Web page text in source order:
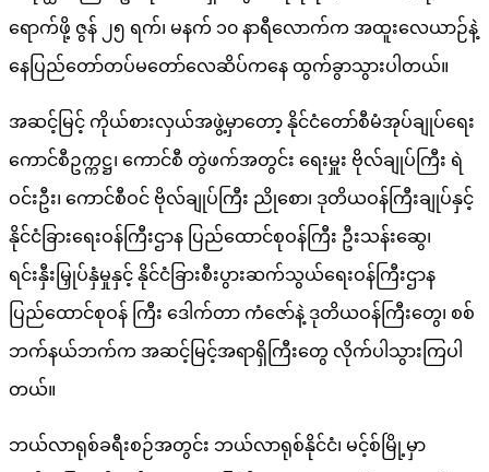
ရောက်ဖို့ ဇွန် ၂၅ ရက်၊ မနက် ၁၀ နာရီလောက်က အထူးလေယာဉ်နဲ့
နေပြည်တော်တပ်မတော်လေဆိပ်ကနေ ထွက်ခွာသွားပါတယ်။
အဆင့်မြင့် ကိုယ်စားလှယ်အဖွဲ့မှာတော့ နိုင်ငံတော်စီမံအုပ်ချုပ်ရေး
ကောင်စီဥက္ကဋ္ဌ၊ ကောင်စီ တွဲဖက်အတွင်း ရေးမှူး ဗိုလ်ချုပ်ကြီး ရဲ
ဝင်းဦး၊ ကောင်စီဝင် ဗိုလ်ချုပ်ကြီး ညိုစော၊ ဒုတိယဝန်ကြီးချုပ်နှင့်
နိုင်ငံခြားရေးဝန်ကြီးဌာန ပြည်ထောင်စုဝန်ကြီး ဦးသန်းဆွေ၊
ရင်းနှီးမြှုပ်နှံမှုနှင့် နိုင်ငံခြားစီးပွားဆက်သွယ်ရေးဝန်ကြီးဌာန
ပြည်ထောင်စုဝန် ကြီး ဒေါက်တာ ကံဇော်နဲ့ ဒုတိယဝန်ကြီးတွေ၊ စစ်
ဘက်နယ်ဘက်က အဆင့်မြင့်အရာရှိကြီးတွေ လိုက်ပါသွားကြပါ
တယ်။
ဘယ်လာရုစ်ခရီးစဉ်အတွင်း ဘယ်လာရုစ်နိုင်ငံ၊ မင့်စ်မြို့မှာ